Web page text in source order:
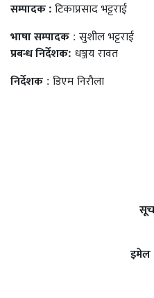
सम्पादक : टिकाप्रसाद भट्टराई
भाषा सम्पादक : सुशील भट्टराई
प्रबन्ध निर्देशक: धञ्जय रावत
निर्देशक : डिएम निराैला
इमेल